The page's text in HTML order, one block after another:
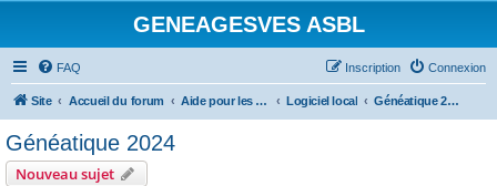
GENEAGESVES ASBL
FAQ Connexion
Inscription
Site Accueil du forum Aide pour les logiciels de généalogie Logiciel local Généatique 2024
Généatique 2024
Nouveau sujet